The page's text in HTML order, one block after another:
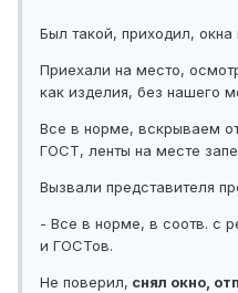
Был такой, приходил,
Приехали на место,
как изделия, без нашего
Все в норме, вскрываем
ГОСТ, ленты на месте
Вызвали представителя
- Все в норме, в соотв. с
и ГОСТов.
Не поверил, снял окно,